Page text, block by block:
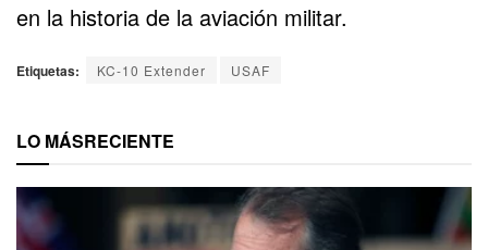
en la historia de la aviación militar.
Etiquetas: KC-10 Extender USAF
LO MÁSRECIENTE